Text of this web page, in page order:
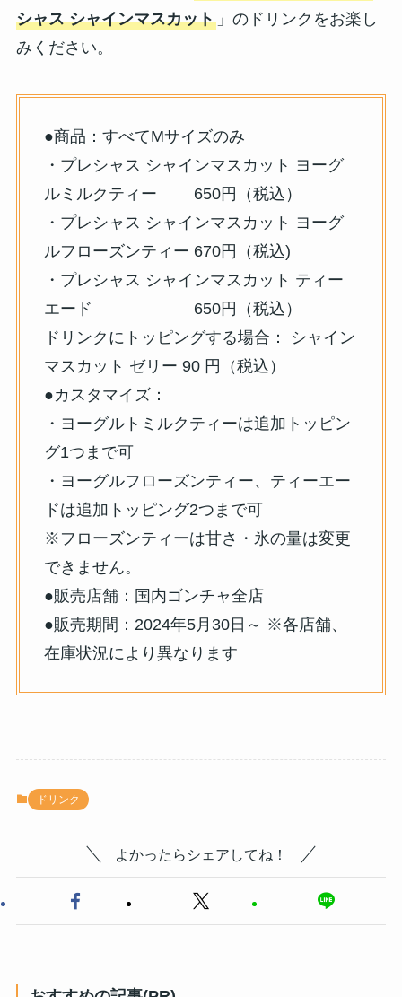
シャス シャインマスカット」のドリンクをお楽し
みください。
●商品：すべてMサイズのみ
・プレシャス シャインマスカット ヨーグ
ルミルクティー 650円（税込）
・プレシャス シャインマスカット ヨーグ
ルフローズンティー 670円（税込)
・プレシャス シャインマスカット ティー
エード 650円（税込）
ドリンクにトッピングする場合： シャイン
マスカット ゼリー 90 円（税込）
●カスタマイズ：
・ヨーグルトミルクティーは追加トッピン
グ1つまで可
・ヨーグルフローズンティー、ティーエー
ドは追加トッピング2つまで可
※フローズンティーは甘さ・氷の量は変更
できません。
●販売店舗：国内ゴンチャ全店
●販売期間：2024年5月30日～ ※各店舗、
在庫状況により異なります
ドリンク
よかったらシェアしてね！